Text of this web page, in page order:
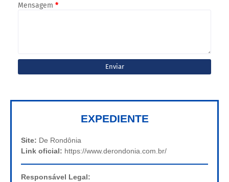
Mensagem *
EXPEDIENTE
Site: De Rondônia
Link oficial: https://www.derondonia.com.br/
Responsável Legal: